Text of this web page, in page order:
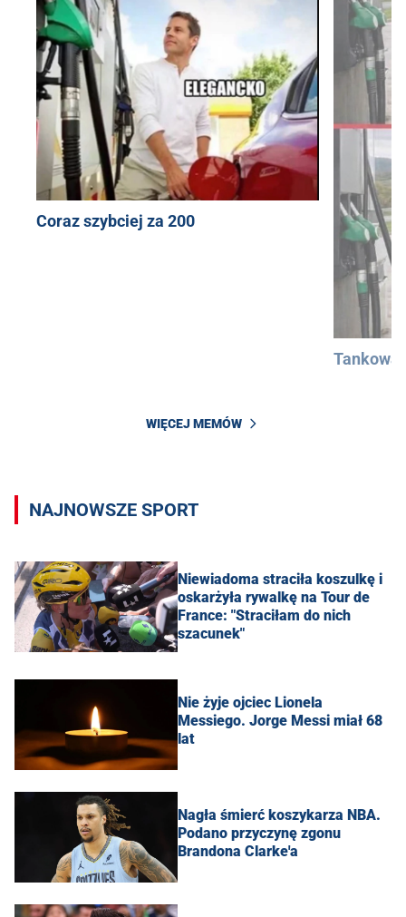
Coraz szybciej za 200
WIĘCEJ MEMÓW
NAJNOWSZE SPORT
Niewiadoma straciła koszulkę i
oskarżyła rywalkę na Tour de
France: "Straciłam do nich
szacunek"
Nie żyje ojciec Lionela
Messiego. Jorge Messi miał 68
lat
Nagła śmierć koszykarza NBA.
Podano przyczynę zgonu
Brandona Clarke'a